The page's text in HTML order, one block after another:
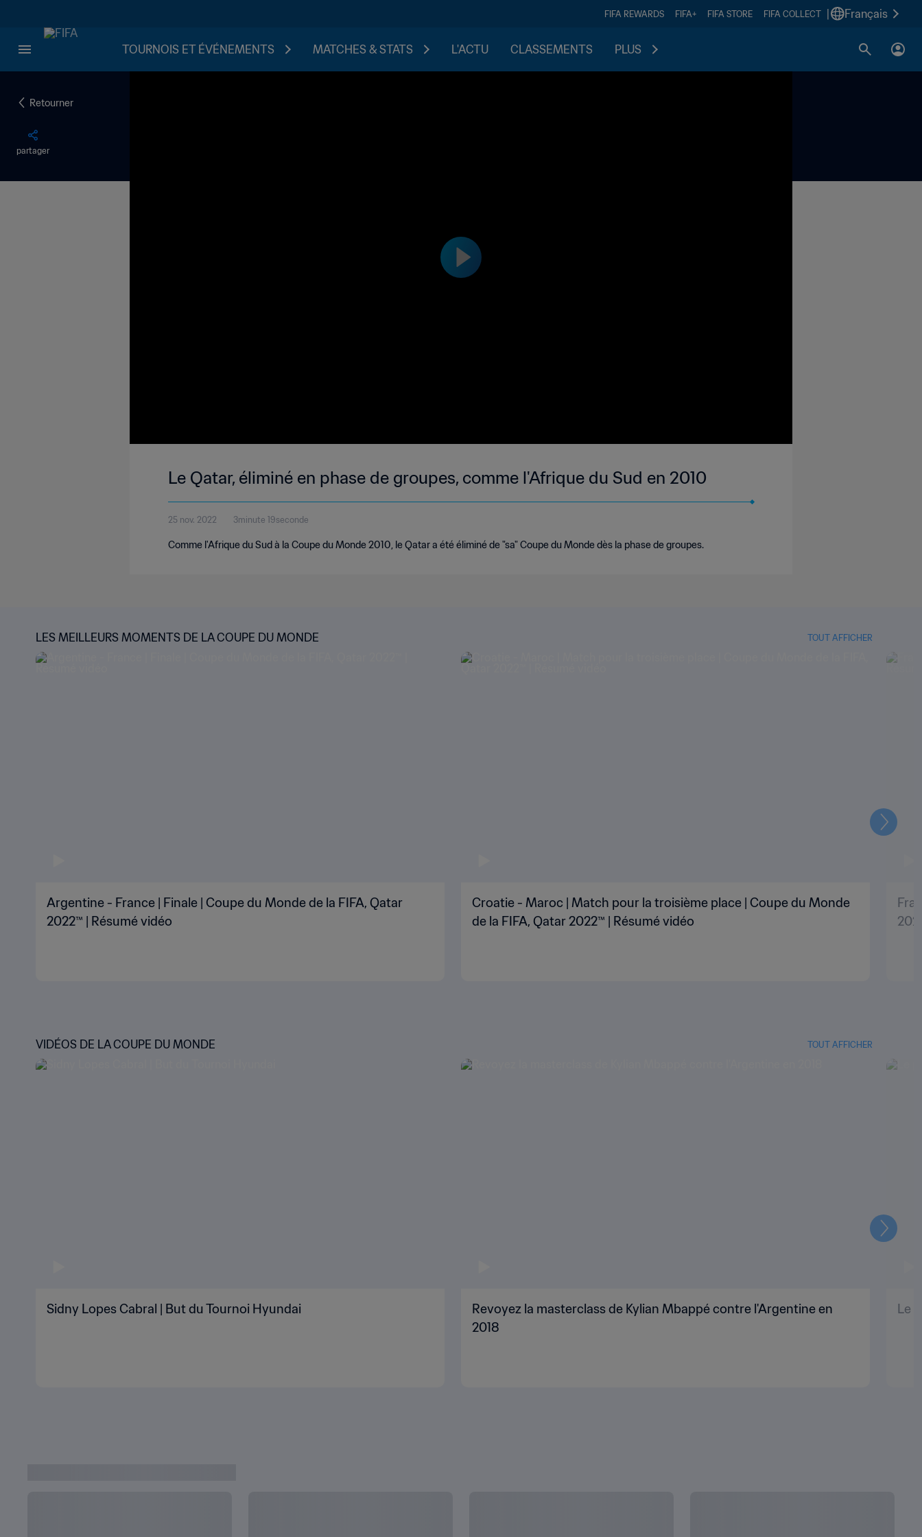
FIFA REWARDS FIFA+ FIFA STORE FIFA COLLECT Français
TOURNOIS ET ÉVÉNEMENTS MATCHES & STATS L'ACTU CLASSEMENTS PLUS
Retourner
partager
Le Qatar, éliminé en phase de groupes, comme l'Afrique du Sud en 2010
25 nov. 2022 3minute 19seconde
Comme l'Afrique du Sud à la Coupe du Monde 2010, le Qatar a été éliminé de "sa" Coupe du Monde dès la phase de groupes.
LES MEILLEURS MOMENTS DE LA COUPE DU MONDE TOUT AFFICHER
Argentine - France | Finale | Coupe du Monde de la FIFA, Qatar
2022™ | Résumé vidéo
Croatie - Maroc | Match pour la troisième place | Coupe du Monde
de la FIFA, Qatar 2022™ | Résumé vidéo
Suivant
VIDÉOS DE LA COUPE DU MONDE TOUT AFFICHER
Sidny Lopes Cabral | But du Tournoi Hyundai
Revoyez la masterclass de Kylian Mbappé contre l'Argentine en
2018
Le
Suivant